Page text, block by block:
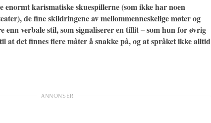
enormt karismatiske skuespillerne (som ikke har noen
de fine skildringene av mellommenneskelige møter og
enn verbale stil, som signaliserer en tillit – som hun for øvrig
at det finnes flere måter å snakke på, og at språket ikke alltid